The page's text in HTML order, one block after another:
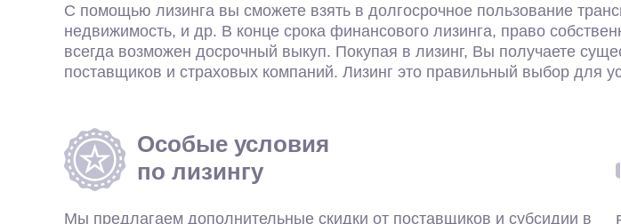
ЕЖЕМЕСЯЧНЫЙ ПЛАТЕЖ
0
+7
С помощью лизинга вы сможете взять в долгосрочное пользование
недвижимость, и др. В конце срока финансового лизинга, право
всегда возможен досрочный выкуп. Покупая в лизинг, Вы получаете
поставщиков и страховых компаний. Лизинг это правильный выбор для
Особые условия
по лизингу
Мы предлагаем дополнительные скидки от поставщиков и субсидии в